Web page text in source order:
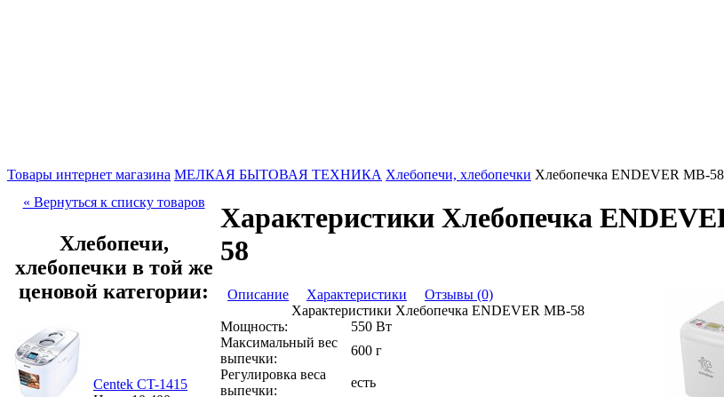
Товары интернет магазина МЕЛКАЯ БЫТОВАЯ ТЕХНИКА Хлебопечи, хлебопечки Хлебопечка ENDEVER MB-58
« Вернуться к списку товаров
Хлебопечи,
хлебопечки в той же
ценовой категории:
Centek CT-1415
Характеристики Хлебопечка
58
Описание Характеристики
Отзывы (0)
Характеристики Хлебопечка ENDEVER MB-58
Мощность:
550 Вт
Максимальный вес
выпечки:
600 г
Регулировка веса
выпечки:
есть